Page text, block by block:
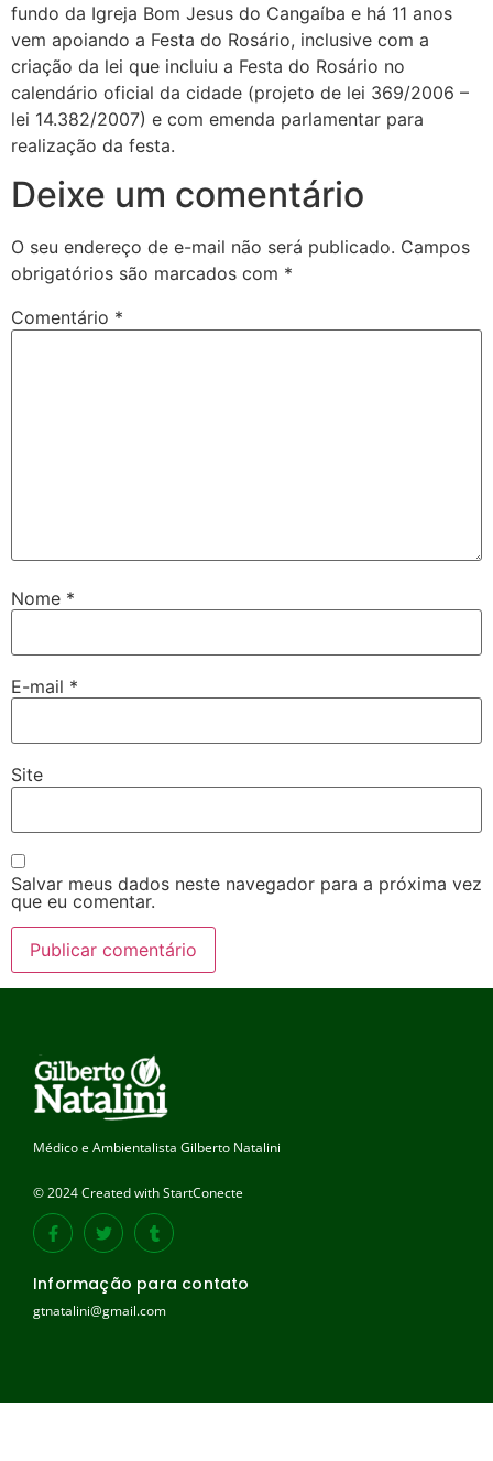
fundo da Igreja Bom Jesus do Cangaíba e há 11 anos
vem apoiando a Festa do Rosário, inclusive com a
criação da lei que incluiu a Festa do Rosário no
calendário oficial da cidade (projeto de lei 369/2006 –
lei 14.382/2007) e com emenda parlamentar para
realização da festa.
Deixe um comentário
O seu endereço de e-mail não será publicado. Campos
obrigatórios são marcados com *
Comentário *
Nome *
E-mail *
Site
Salvar meus dados neste navegador para a próxima vez
que eu comentar.
Médico e Ambientalista Gilberto Natalini
© 2024 Created with StartConecte
Informação para contato
gtnatalini@gmail.com